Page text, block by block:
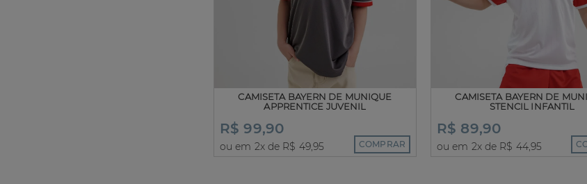
CAMISETA BAYERN DE MUNIQUE
APPRENTICE JUVENIL
R$ 99,90
ou em 2x de R$ 49,95 COMPRAR
CAMISETA BAYERN DE
STENCIL INFANTIL
R$ 89,90
ou em 2x de R$ 44,95